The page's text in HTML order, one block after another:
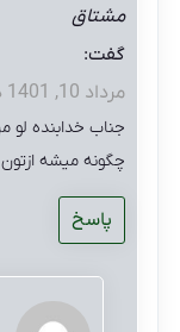
مشتاق
گفت:
مرداد 10, 1401 در 10:12 ق.ظ
جناب خدابنده لو
چگونه میشه
پاسخ